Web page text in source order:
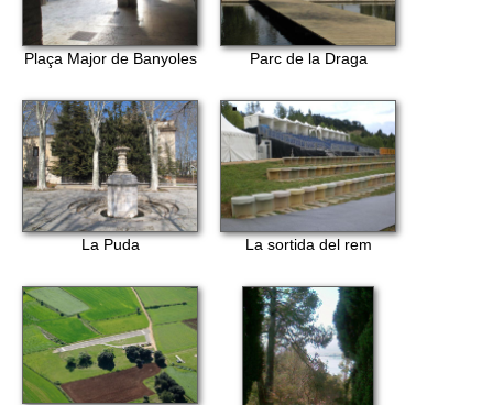
Plaça Major de Banyoles Parc de la Draga
La Puda La sortida del rem